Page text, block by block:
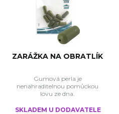
ZARÁŽKA NA OBRATLÍK
Gumová perla je
nenahraditelnou pomůckou
lovu ze dna.
SKLADEM U DODAVATELE